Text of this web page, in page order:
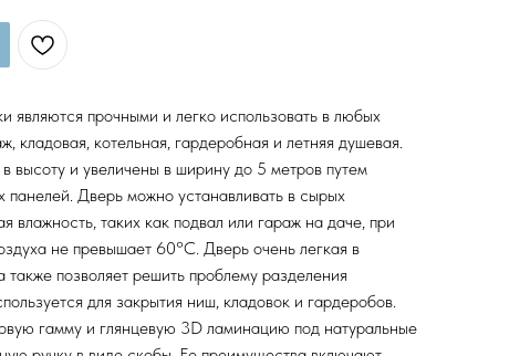
являются прочными и легко использовать в любых
кладовая, котельная, гардеробная и летняя душевая.
высоту и увеличены в ширину до 5 метров путем
панелей. Дверь можно устанавливать в сырых
влажность, таких как подвал или гараж на даче, при
не превышает 60°С. Дверь очень легкая в
также позволяет решить проблему разделения
для закрытия ниш, кладовок и гардеробов.
гамму и глянцевую 3D ламинацию под натуральные